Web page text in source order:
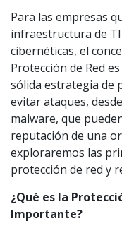
Para las empresas
infraestructura de
cibernéticas, el
Protección de Red
sólida estrategia de
evitar ataques,
malware, que
reputación de una
exploraremos las
protección de red y
¿Qué es la
Importante?